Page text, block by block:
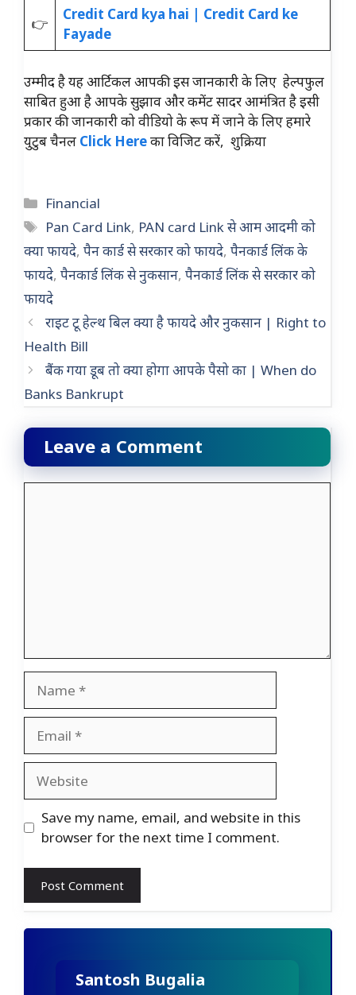
👉
Credit Card kya hai | Credit Card ke
Fayade
उम्मीद है यह आर्टिकल आपकी इस जानकारी के लिए हेल्पफुल
साबित हुआ है आपके सुझाव और कमेंट सादर आमंत्रित है इसी
प्रकार की जानकारी को वीडियो के रूप में जाने के लिए हमारे
युटुब चैनल Click Hereका विजिट करें, शुक्रिया
Categories
Financial
Tags
Pan Card Link, PAN card Link से आम आदमी को
क्या फायदे, पैन कार्ड से सरकार को फायदे, पैनकार्ड लिंक के
फायदे, पैनकार्ड लिंक से नुकसान, पैनकार्ड लिंक से सरकार को
फायदे
राइट टू हेल्थ बिल क्या है फायदे और नुकसान | Right to
Health Bill
बैंक गया डूब तो क्या होगा आपके पैसो का | When do
Banks Bankrupt
Leave a Comment
Save my name, email, and website in this
browser for the next time I comment.
Santosh Bugalia